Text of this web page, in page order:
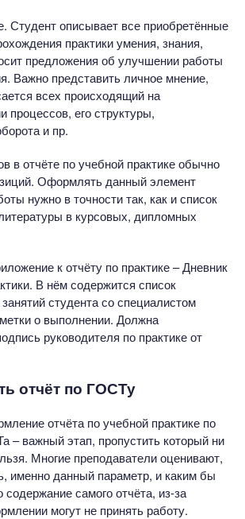
Студент описывает все приобретённые
практики умения, знания,
предложения об улучшении работы
Важно представить личное мнение,
всех происходящий на
процессов, его структуры,
и пр.
в отчёте по учебной практике обычно
Оформлять данный элемент
нужно в точности так, как и список
в курсовых, дипломных
к отчёту по практике – Дневник
В нём содержится список
студента со специалистом
о выполнении. Должна
руководителя по практике от
отчёт по ГОСТу
отчёта по учебной практике по
– важный этап, пропустить который ни
Многие преподаватели оценивают,
именно данный параметр, и каким бы
самого отчёта, из-за
могут не принять работу.